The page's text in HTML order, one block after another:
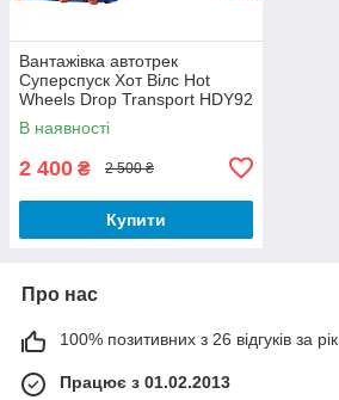
Вантажівка автотрек
Суперспуск Хот Вілс Hot
Wheels Drop Transport HDY92
В наявності
2 400 ₴ 2 500 ₴
Купити
Про нас
100% позитивних з 26 відгуків за рік
Працює з 01.02.2013